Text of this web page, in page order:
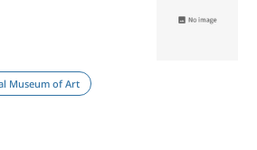
Museum of Art